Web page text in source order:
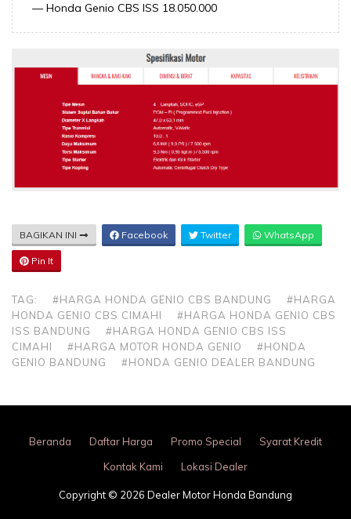
— Honda Genio CBS ISS 18.050.000
BAGIKAN INI Facebook Twitter WhatsApp
Pin It
TAG: #HARGA HONDA GENIO CBS BANDUNG
#HARGA
HONDA GENIO CBS CIMAHI
#HARGA HONDA GENIO CBS
ISS BANDUNG
#HARGA HONDA GENIO CBS ISS
CIMAHI
#HARGA MOTOR HONDA GENIO
#HONDA
GENIO BANDUNG
#HONDA GENIO DEALER BANDUNG
Beranda Daftar Harga Promo Special
Syarat Kredit
Kontak Kami
Lokasi Dealer
Copyright © 2026 Dealer Motor Honda Bandung